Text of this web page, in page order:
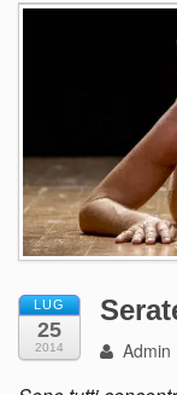
LUG
25
2014 Admin